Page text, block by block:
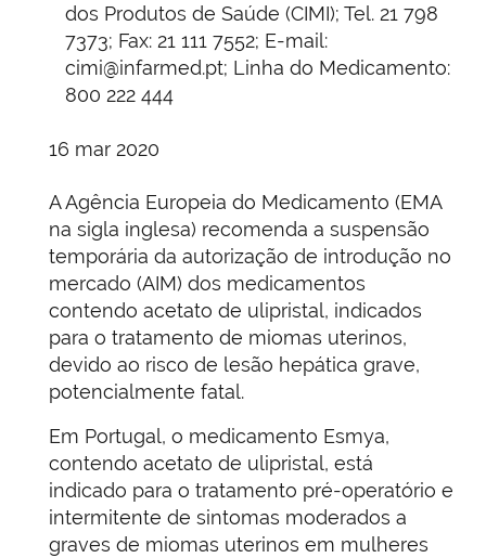
dos Produtos de Saúde (CIMI); Tel. 21 798
7373; Fax: 21 111 7552; E-mail:
cimi@infarmed.pt; Linha do Medicamento:
800 222 444
16 mar 2020
A Agência Europeia do Medicamento (EMA
na sigla inglesa) recomenda a suspensão
temporária da autorização de introdução no
mercado (AIM) dos medicamentos
contendo acetato de ulipristal, indicados
para o tratamento de miomas uterinos,
devido ao risco de lesão hepática grave,
potencialmente fatal.
Em Portugal, o medicamento Esmya,
contendo acetato de ulipristal, está
indicado para o tratamento pré-operatório e
intermitente de sintomas moderados a
graves de miomas uterinos em mulheres